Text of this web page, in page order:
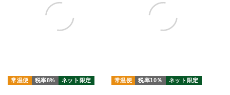
常温便 税率8% ネット限定 常温便 税率10％ ネット限定